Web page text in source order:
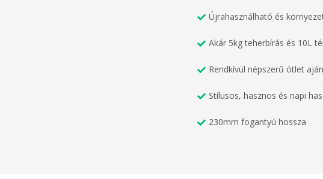
Újrahasználható és
Akár 5kg teherbírás és 10L
Rendkívül népszerű ötlet
Stílusos, hasznos és napi
230mm fogantyú hossza